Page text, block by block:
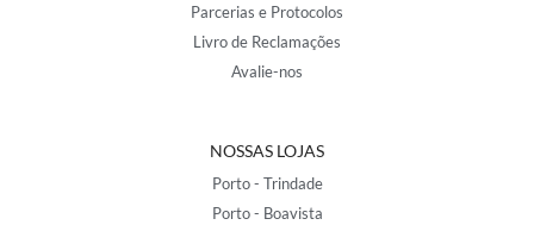
Parcerias e Protocolos
Livro de Reclamações
Avalie-nos
NOSSAS LOJAS
Porto - Trindade
Porto - Boavista